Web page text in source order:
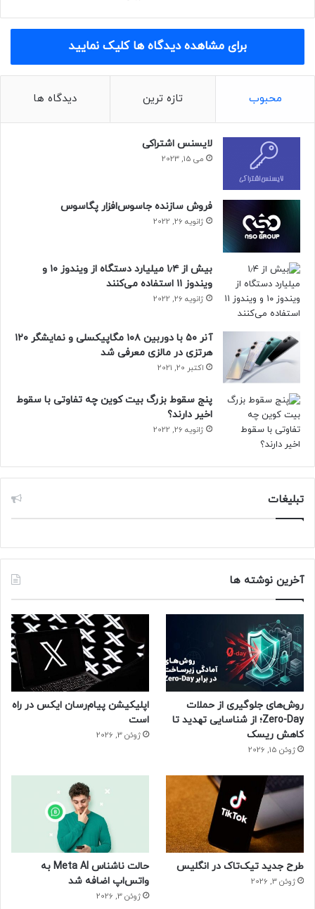
– پارسا زینعلی
دانشجوی کارشناسی مهندسی کامپیوتر از دانشگاه علوم و
تحقیقات از شهر تهران
دانشجوی کارشناسی مهندسی کامپیوتر از دانشگاه تهران از شهر
– امیررضا پوراخوان
دانشجوی کارشناسی ارشد الگوریتم و محسابات از دانشگاه
صنعتی شریف از شهر تهران
– امین انوری سرور
دانشجوی ریاضیات و کاربردها از دانشگاه شهید بهشتی از شهر
– طه علیخانی
دانشجوی کارشناسی هوا و فضا از دانشگاه صنعتی شریف از شهر
تهران
– علی‌پاشا منتصری
دانشجوی کارشناسی مهندسی کامپیوتر از دانشگاه صنعتی شریف
از شهر تهران
– نیکان زمانی
دانشجوی کارشناسی مهندسی کامپیوتر از دانشگاه تبریز از شهر
تبریز
افراد زیر نیز شایسته تقدیر شناخته شدند:
– سامان اسلامی
– علیرضا مردعلیشاهی
– مهدی نظری
– علی انصاری
– محمدرضا محمدزاده اصل
حتما بخوانید :عرضه یکی از محبوب‌ترین زبان‌های برنامه
نویسی جهان برای لینوکس
دانشگاه شریف
برای مشاهده دیدگاه ها کلیک نمایید
محبوب تازه ترین دیدگاه ها
لایسنس اشتراکی
می 15, 2023
فروش سازنده جاسوس‌افزار پگاسوس
ژانویه 26, 2022
بیش از ۱٫۴ میلیارد دستگاه از ویندوز ۱۰ و
ویندوز ۱۱ استفاده می‌کنند
ژانویه 26, 2022
آنر ۵۰ با دوربین ۱۰۸ مگاپیکسلی و نمایشگر ۱۲۰
هرتزی در مالزی معرفی شد
اکتبر 20, 2021
پنج سقوط بزرگ بیت کوین چه تفاوتی با سقوط
اخیر دارند؟
ژانویه 26, 2022
تبلیغات
آخرین نوشته ها
روش‌های جلوگیری از حملات
Zero-Day؛ از شناسایی تهدید تا
کاهش ریسک
ژوئن 15, 2026
اپلیکیشن پیام‌رسان ایکس در راه
است
ژوئن 3, 2026
طرح جدید تیک‌تاک در انگلیس
ژوئن 3, 2026
حالت ناشناس Meta AI به
واتس‌اپ اضافه شد
ژوئن 3, 2026